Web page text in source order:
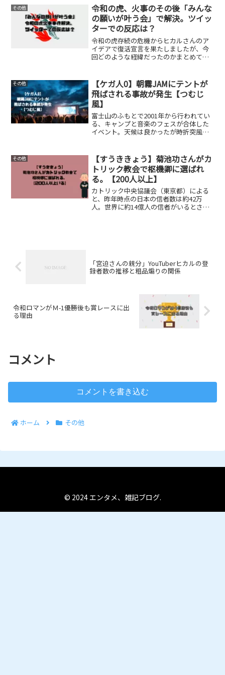
想」や「赤いガンダムのデザイン」など
が、『ジークアクス』の設定...
その他
令和の虎、火事のその後「みんな
の願いが叶う会」で解決。ツイッ
ターでの反応は？
令和の虎存続の危機からヒカルさんのア
イデアで復活宣言を果たしましたが、今
回どのような経緯だったのかまとめてみ
ぞ。火事の経緯からツイッターの反応ま
とめ火事の経緯「移動式か...
その他
【ケガ人0】朝霧JAMにテントが
飛ばされる事故が発生【つむじ
風】
富士山のふもとで2001年から行われてい
る、キャンプと音楽のフェスが合体した
イベント。天候は良かったが時折突風が
なかったようですが、キャンプでの自然
災害の怖さを改め...
その他
【すうききょう】菊池功さんがカ
トリック教会で枢機卿に選ばれ
る。【200人以上】
カトリック中央協議会（東京都）による
と、昨年時点の日本の信者数は約42万
人。世界に約14億人の信者がいるとされ
「宮迫さんの親分」YouTuberヒカルの登
録者数の推移と粗品煽りの関係
令和ロマンがＭ-1優勝後も賞レースに出
る理由
コメント
コメントを書き込む
ホーム その他
© 2024 エンタメ、雑記ブログ.